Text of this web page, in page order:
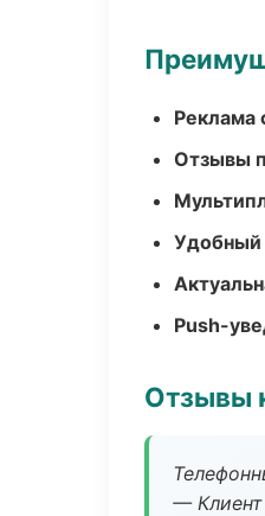
Реклама
Отзывы
Удобный
Push-
Отзывы
—